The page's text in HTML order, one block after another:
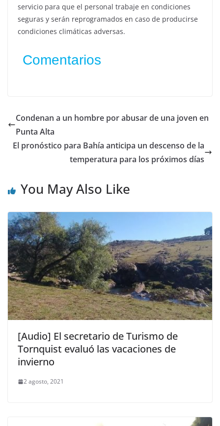
servicio para que el personal trabaje en condiciones
seguras y serán reprogramados en caso de producirse
condiciones climáticas adversas.
Comentarios
Condenan a un hombre por abusar de una joven en
Punta Alta
El pronóstico para Bahía anticipa un descenso de la
temperatura para los próximos días
You May Also Like
[Audio] El secretario de Turismo de
Tornquist evaluó las vacaciones de
invierno
2 agosto, 2021